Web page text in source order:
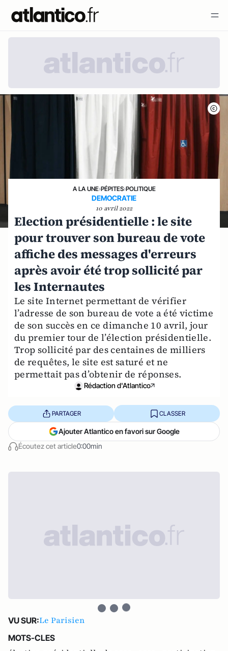
A LA UNE›PÉPITES›POLITIQUE
DEMOCRATIE
10 avril 2022
Election présidentielle : le site
pour trouver son bureau de vote
affiche des messages d'erreurs
après avoir été trop sollicité par
les Internautes
Le site Internet permettant de vérifier
l’adresse de son bureau de vote a été victime
de son succès en ce dimanche 10 avril, jour
du premier tour de l’élection présidentielle.
Trop sollicité par des centaines de milliers
de requêtes, le site est saturé et ne
permettait pas d’obtenir de réponses.
Rédaction d'Atlantico
Écoutez cet article0:00min
PARTAGER CLASSER
Ajouter Atlantico en favori sur Google
VU SUR:Le Parisien
MOTS-CLES